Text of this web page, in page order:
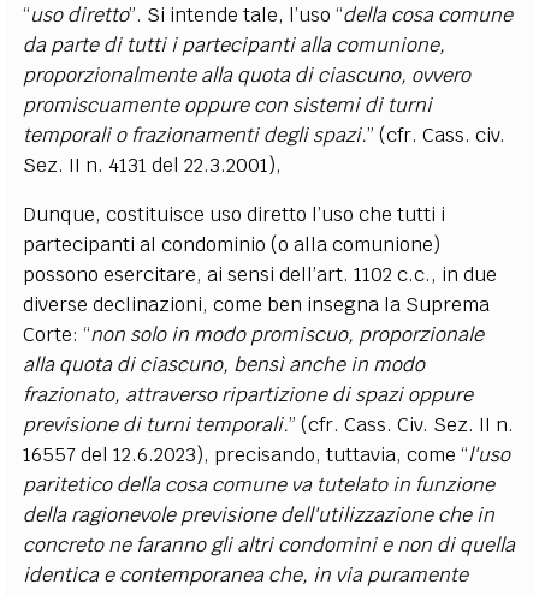
“uso diretto”. Si intende tale, l’uso “della cosa comune
da parte di tutti i partecipanti alla comunione,
proporzionalmente alla quota di ciascuno, ovvero
promiscuamente oppure con sistemi di turni
temporali o frazionamenti degli spazi.” (cfr. Cass. civ.
Sez. II n. 4131 del 22.3.2001),
Dunque, costituisce uso diretto l’uso che tutti i
partecipanti al condominio (o alla comunione)
possono esercitare, ai sensi dell’art. 1102 c.c., in due
diverse declinazioni, come ben insegna la Suprema
Corte: “non solo in modo promiscuo, proporzionale
alla quota di ciascuno, bensì anche in modo
frazionato, attraverso ripartizione di spazi oppure
previsione di turni temporali.” (cfr. Cass. Civ. Sez. II n.
16557 del 12.6.2023), precisando, tuttavia, come “l'uso
paritetico della cosa comune va tutelato in funzione
della ragionevole previsione dell'utilizzazione che in
concreto ne faranno gli altri condomini e non di quella
identica e contemporanea che, in via puramente